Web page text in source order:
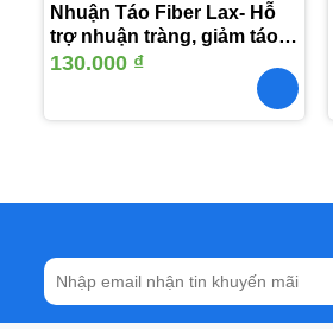
Nhuận Táo Fiber Lax- Hỗ
trợ nhuận tràng, giảm táo
bón
130.000 ₫